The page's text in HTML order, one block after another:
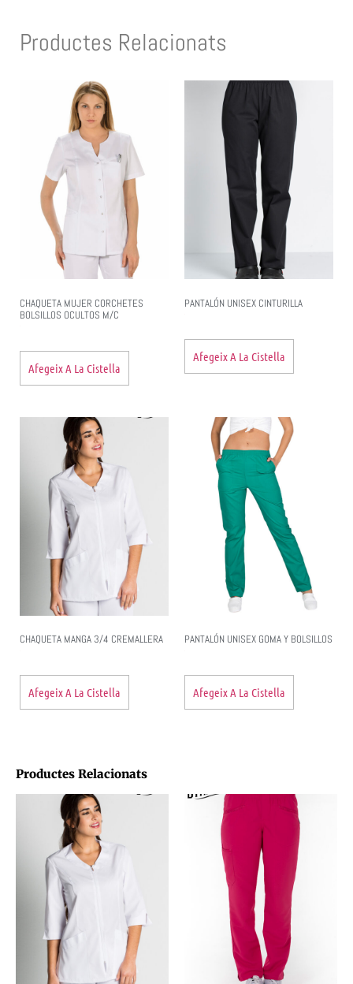
Productes Relacionats
CHAQUETA MUJER CORCHETES
BOLSILLOS OCULTOS M/C
Afegeix A La Cistella
PANTALÓN UNISEX CINTURILLA
Afegeix A La Cistella
CHAQUETA MANGA 3/4 CREMALLERA
Afegeix A La Cistella
PANTALÓN UNISEX GOMA Y BOLSILLOS
Afegeix A La Cistella
Productes Relacionats